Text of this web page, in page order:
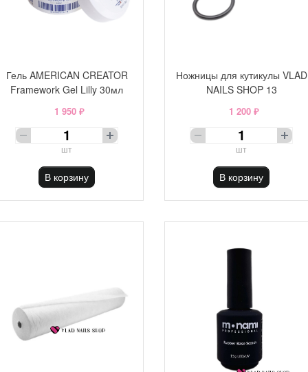
Гель AMERICAN CREATOR
Framework Gel Lilly 30мл
1 950 ₽
шт
В корзину
Ножницы для кутикулы VLAD
NAILS SHOP 13
1 200 ₽
шт
В корзину